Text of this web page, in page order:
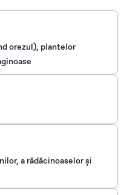
orezul), plantelor
a rădăcinoaselor şi